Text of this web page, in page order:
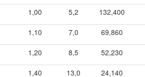
1,00 5,2 132,400
1,10 7,0 69,860
1,20 8,5 52,230
1,40 13,0 24,140